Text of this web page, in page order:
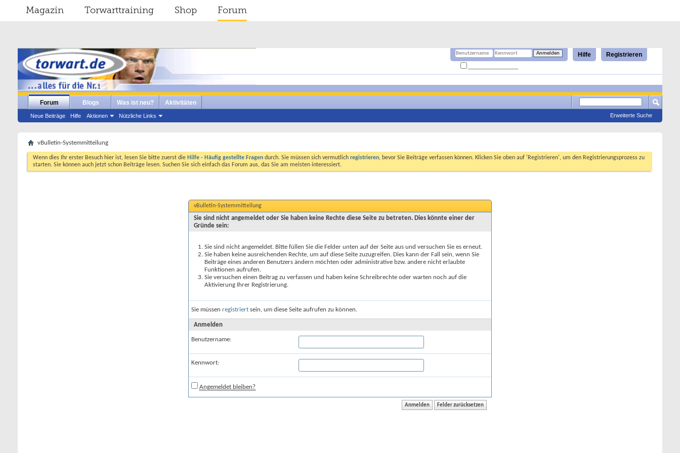
Magazin Torwarttraining Shop Forum
Registrieren
Hilfe
Forum
Neue Beiträge Hilfe Aktionen Nützliche Links
Blogs Was ist neu? Aktivitäten
Erweiterte Suche
vBulletin-Systemmitteilung
Wenn dies Ihr erster Besuch hier ist, lesen Sie bitte zuerst die Hilfe - Häufig gestellte Fragen durch. Sie müssen sich vermutlich registrieren, bevor Sie Beiträge verfassen können. Klicken Sie oben auf 'Registrieren', um den Registrierungsprozess zu
starten. Sie können auch jetzt schon Beiträge lesen. Suchen Sie sich einfach das Forum aus, das Sie am meisten interessiert.
vBulletin-Systemmitteilung
Sie sind nicht angemeldet oder Sie haben keine Rechte diese Seite zu betreten. Dies könnte einer der
Gründe sein:
Sie sind nicht angemeldet. Bitte füllen Sie die Felder unten auf der Seite aus und versuchen Sie es erneut.
Sie haben keine ausreichenden Rechte, um auf diese Seite zuzugreifen. Dies kann der Fall sein, wenn Sie
Beiträge eines anderen Benutzers ändern möchten oder administrative bzw. andere nicht erlaubte
Funktionen aufrufen.
Sie versuchen einen Beitrag zu verfassen und haben keine Schreibrechte oder warten noch auf die
Aktivierung Ihrer Registrierung.
Sie müssen registriert sein, um diese Seite aufrufen zu können.
Anmelden
Benutzername:
Kennwort:
Angemeldet bleiben?